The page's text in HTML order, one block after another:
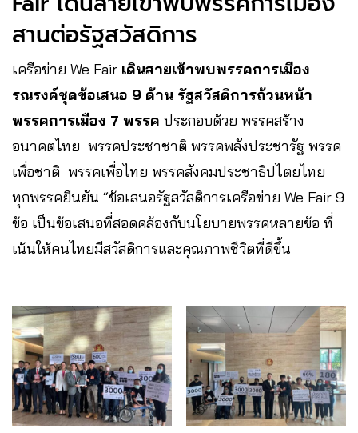
สานต่อรัฐสวัสดิการ
เครือข่าย We Fair เดินสายเข้าพบพรรคการเมือง
รณรงค์ชุดข้อเสนอ 9 ด้าน รัฐสวัสดิการถ้วนหน้า
พรรคการเมือง 7 พรรค ประกอบด้วย พรรคสร้าง
อนาคตไทย พรรคประชาชาติ พรรคพลังประชารัฐ พรรค
เพื่อชาติ พรรคเพื่อไทย พรรคสังคมประชาธิปไตยไทย
ทุกพรรคยืนยัน “ข้อเสนอรัฐสวัสดิการเครือข่าย We Fair 9
ข้อ เป็นข้อเสนอที่สอดคล้องกับนโยบายพรรคหลายข้อ ที่
เน้นให้คนไทยมีสวัสดิการและคุณภาพชีวิตที่ดีขึ้น